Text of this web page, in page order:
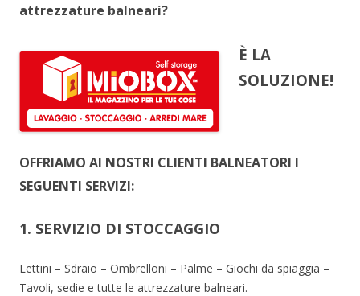
attrezzature balneari?
È LA
SOLUZIONE!
OFFRIAMO AI NOSTRI CLIENTI BALNEATORI I
SEGUENTI SERVIZI:
1. SERVIZIO DI STOCCAGGIO
Lettini – Sdraio – Ombrelloni – Palme – Giochi da spiaggia –
Tavoli, sedie e tutte le attrezzature balneari.